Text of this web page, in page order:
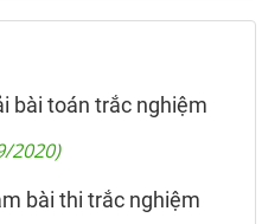
bài toán trắc nghiệm
2020)
bài thi trắc nghiệm